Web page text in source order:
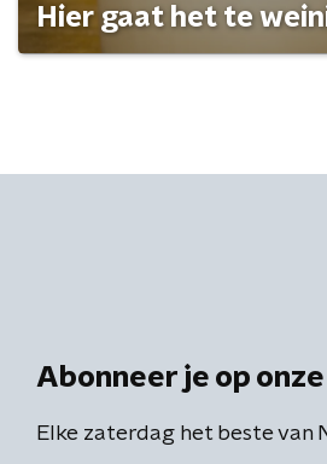
Hier gaat het te
Abonneer je op
Elke zaterdag het beste van